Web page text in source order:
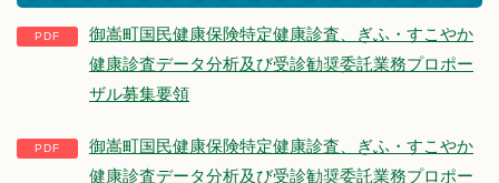
御嵩町国民健康保険特定健康診査、ぎふ・すこやか
健康診査データ分析及び受診勧奨委託業務プロポー
ザル募集要領
御嵩町国民健康保険特定健康診査、ぎふ・すこやか
健康診査データ分析及び受診勧奨委託業務プロポー